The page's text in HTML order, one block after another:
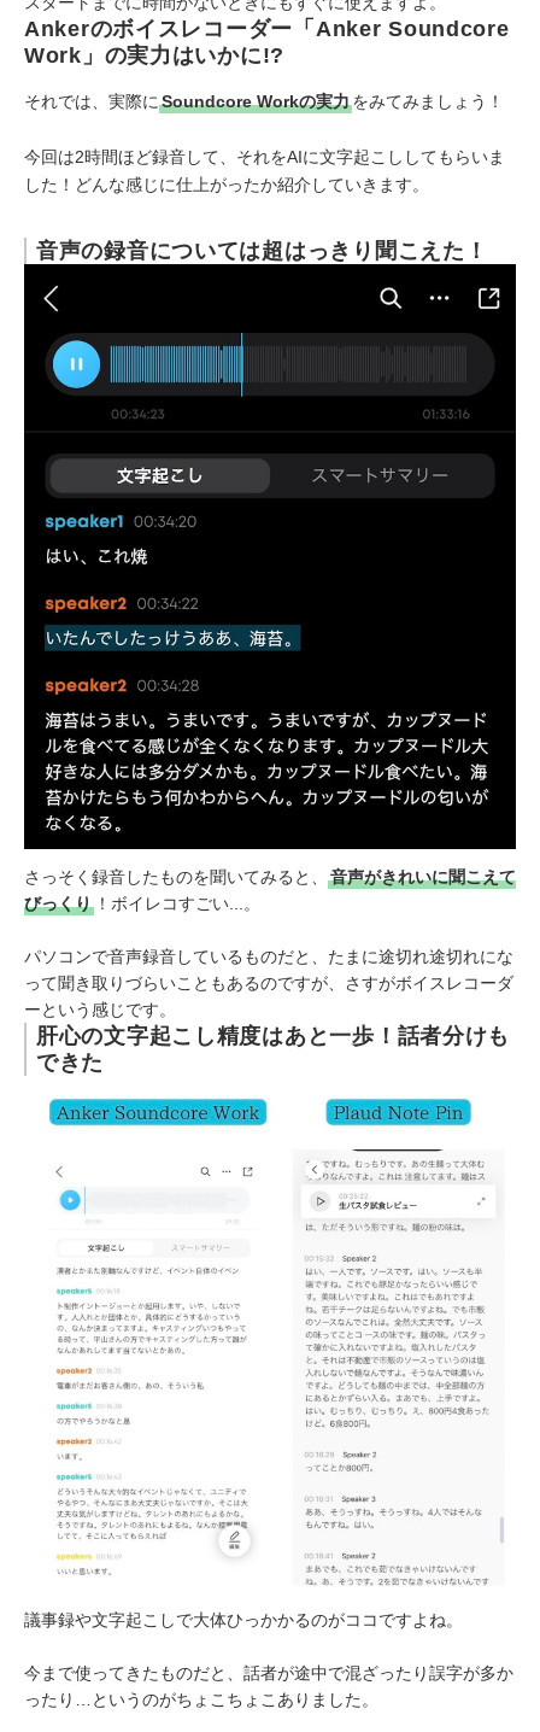
Ankerのボイスレコーダー「Anker Soundcore
Work」の実力はいかに!?
それでは、実際に Soundcore Workの実力をみてみましょう！
今回は2時間ほど録音して、それをAIに文字起こししてもらいま
した！どんな感じに仕上がったか紹介していきます。
音声の録音については超はっきり聞こえた！
さっそく録音したものを聞いてみると、
音声がきれいに聞こえて
びっくり ！ボイレコすごい...。
パソコンで音声録音しているものだと、たまに途切れ途切れにな
って聞き取りづらいこともあるのですが、さすがボイスレコーダ
ーという感じです。
肝心の文字起こし精度はあと一歩！話者分けも
できた
議事録や文字起こしで大体ひっかかるのがココですよね。
今まで使ってきたものだと、話者が途中で混ざったり誤字が多か
ったり…というのがちょこちょこありました。